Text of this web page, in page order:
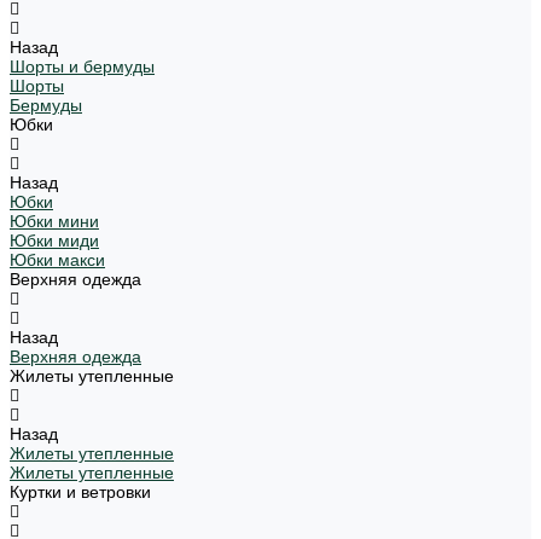
Назад
Шорты и бермуды
Шорты
Бермуды
Юбки
Назад
Юбки
Юбки мини
Юбки миди
Юбки макси
Верхняя одежда
Назад
Верхняя одежда
Жилеты утепленные
Назад
Жилеты утепленные
Жилеты утепленные
Куртки и ветровки